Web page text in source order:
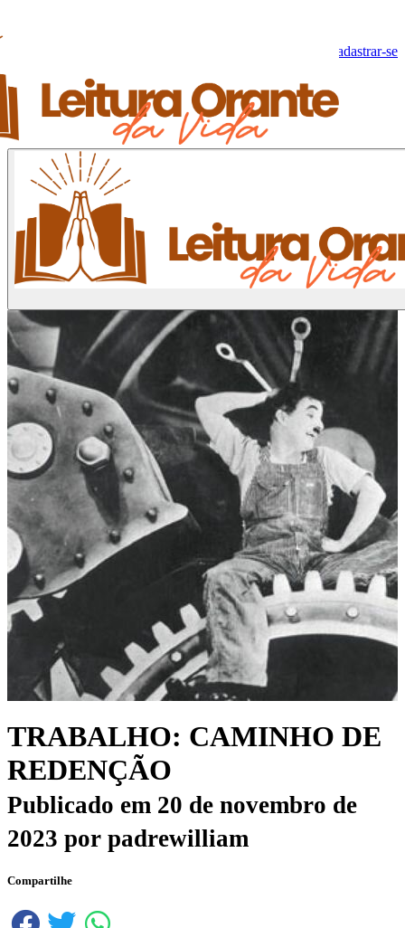
Cadastrar-se
TRABALHO: CAMINHO DE
REDENÇÃO
Publicado em 20 de novembro de
2023 por padrewilliam
Compartilhe